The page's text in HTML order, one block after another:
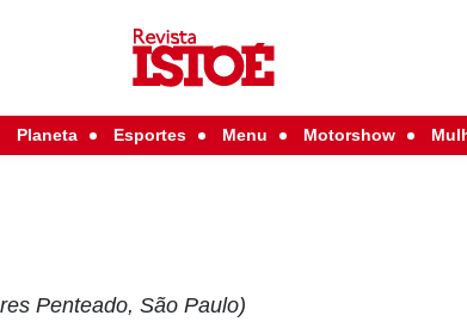
Planeta Esportes Menu Motorshow
Penteado, São Paulo)